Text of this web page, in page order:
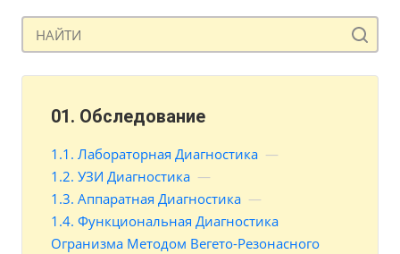
01. Обследование
1.1. Лабораторная Диагностика —
1.2. УЗИ Диагностика —
1.3. Аппаратная Диагностика —
1.4. Функциональная Диагностика
Огранизма Методом Вегето-Резонасного